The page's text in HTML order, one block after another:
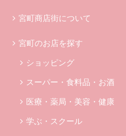
宮町商店街について
宮町のお店を探す
ショッピング
スーパー・食料品・お酒
医療・薬局・美容・健康
学ぶ・スクール